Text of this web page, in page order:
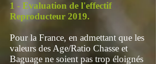
1 - Evaluation de l'effectif
Reproducteur 2019.
Pour la France, en admettant que les
valeurs des Age/Ratio Chasse et
Baguage ne soient pas trop éloignés